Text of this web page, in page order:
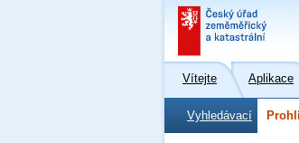
Vítejte Aplikace
Vyhledávací